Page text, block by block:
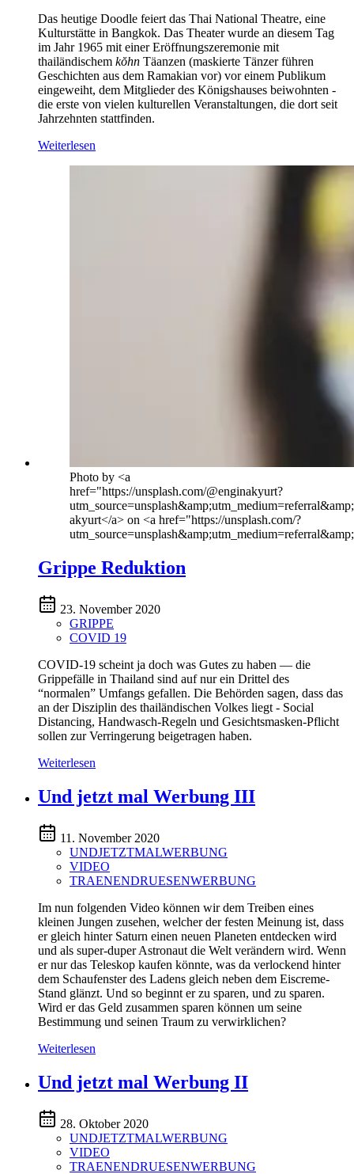
Das heutige Doodle feiert das Thai National Theatre, eine
Kulturstätte in Bangkok. Das Theater wurde an diesem Tag
im Jahr 1965 mit einer Eröffnungszeremonie mit
thailändischem kŏhn Täanzen (maskierte Tänzer führen
Geschichten aus dem Ramakian vor) vor einem Publikum
eingeweiht, dem Mitglieder des Königshauses beiwohnten -
die erste von vielen kulturellen Veranstaltungen, die dort seit
Jahrzehnten stattfinden.
Weiterlesen
Photo by <a
href="https://unsplash.com/@enginakyurt?
akyurt</a> on <a href="https://unsplash.com/?
Grippe Reduktion
23. November 2020
GRIPPE
COVID 19
COVID-19 scheint ja doch was Gutes zu haben — die
Grippefälle in Thailand sind auf nur ein Drittel des
“normalen” Umfangs gefallen. Die Behörden sagen, dass das
an der Disziplin des thailändischen Volkes liegt - Social
Distancing, Handwasch-Regeln und Gesichtsmasken-Pflicht
sollen zur Verringerung beigetragen haben.
Weiterlesen
Und jetzt mal Werbung III
11. November 2020
UNDJETZTMALWERBUNG
VIDEO
TRAENENDRUESENWERBUNG
Im nun folgenden Video können wir dem Treiben eines
kleinen Jungen zusehen, welcher der festen Meinung ist, dass
er gleich hinter Saturn einen neuen Planeten entdecken wird
und als super-duper Astronaut die Welt verändern wird. Wenn
er nur das Teleskop kaufen könnte, was da verlockend hinter
dem Schaufenster des Ladens gleich neben dem Eiscreme-
Stand glänzt. Und so beginnt er zu sparen, und zu sparen.
Wird er das Geld zusammen sparen können um seine
Bestimmung und seinen Traum zu verwirklichen?
Weiterlesen
Und jetzt mal Werbung II
28. Oktober 2020
UNDJETZTMALWERBUNG
VIDEO
TRAENENDRUESENWERBUNG